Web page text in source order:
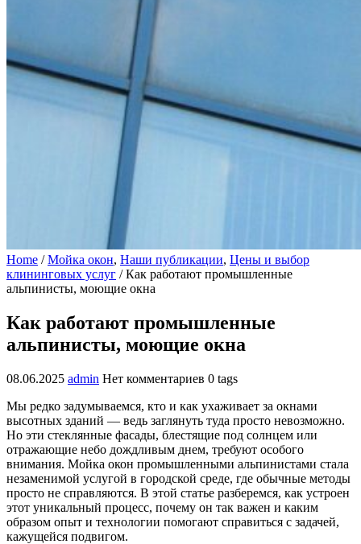
Home /Мойка окон, Наши публикации, Цены и выбор
клининговых услуг /Как работают промышленные
альпинисты, моющие окна
Как работают промышленные
альпинисты, моющие окна
08.06.2025 admin Нет комментариев 0 tags
Мы редко задумываемся, кто и как ухаживает за окнами
высотных зданий — ведь заглянуть туда просто невозможно.
Но эти стеклянные фасады, блестящие под солнцем или
отражающие небо дождливым днем, требуют особого
внимания. Мойка окон промышленными альпинистами стала
незаменимой услугой в городской среде, где обычные методы
просто не справляются. В этой статье разберемся, как устроен
этот уникальный процесс, почему он так важен и каким
образом опыт и технологии помогают справиться с задачей,
кажущейся подвигом.